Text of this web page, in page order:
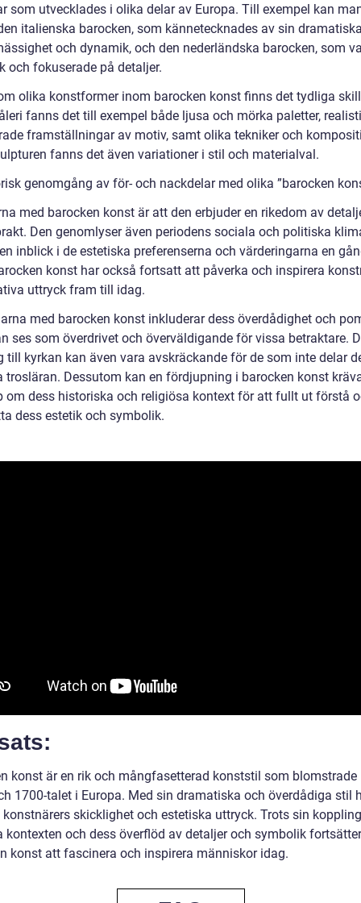
som utvecklades i olika delar av Europa. Till exempel kan
italienska barocken, som kännetecknades av sin
och dynamik, och den nederländska barocken, som
och fokuserade på detaljer.
olika konstformer inom barocken konst finns det tydliga
fanns det till exempel både ljusa och mörka paletter,
framställningar av motiv, samt olika tekniker och
fanns det även variationer i stil och materialval.
genomgång av för- och nackdelar med olika ”barocken
med barocken konst är att den erbjuder en rikedom av
Den genomlyser även periodens sociala och politiska
inblick i de estetiska preferenserna och värderingarna en
konst har också fortsatt att påverka och inspirera
uttryck fram till idag.
med barocken konst inkluderar dess överdådighet och
ses som överdrivet och överväldigande för vissa betraktare.
till kyrkan kan även vara avskräckande för de som inte delar
trosläran. Dessutom kan en fördjupning i barocken konst
om dess historiska och religiösa kontext för att fullt ut förstå
dess estetik och symbolik.
konst är en rik och mångfasetterad konststil som blomstrade
1700-talet i Europa. Med sin dramatiska och överdådiga stil
skicklighet och estetiska uttryck. Trots sin
kontexten och dess överflöd av detaljer och symbolik fortsätter
konst att fascinera och inspirera människor idag.